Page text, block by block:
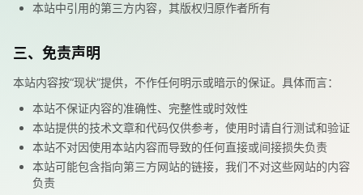
本站中引用的第三方内容，其版权归原作者所有
三、免责声明
本站内容按“现状”提供，不作任何明示或暗示的保证。具体而言：
本站不保证内容的准确性、完整性或时效性
本站提供的技术文章和代码仅供参考，使用时请自行测试和验证
本站不对因使用本站内容而导致的任何直接或间接损失负责
本站可能包含指向第三方网站的链接，我们不对这些网站的内容
负责